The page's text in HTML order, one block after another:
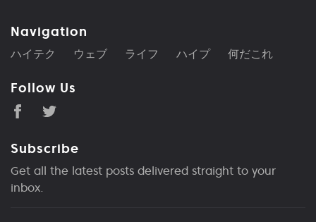
Navigation
ハイテク ウェブ ライフ ハイプ 何だこれ
Follow Us
Subscribe
Get all the latest posts delivered straight to your
inbox.